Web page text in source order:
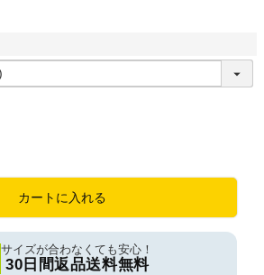
カートに入れる
サイズが合わなくても安心！
30日間返品送料無料